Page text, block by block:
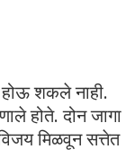
होऊ शकले नाही.
होते. दोन जागा
मिळवून सत्तेत